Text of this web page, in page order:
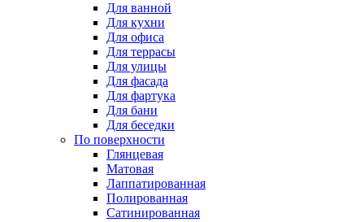
Для ванной
Для кухни
Для офиса
Для террасы
Для улицы
Для фасада
Для фартука
Для бани
Для беседки
По поверхности
Глянцевая
Матовая
Лаппатированная
Полированная
Сатинированная